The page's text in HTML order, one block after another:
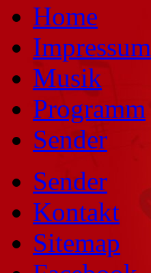
Home
Impressum
Musik
Programm
Sender
Sender
Kontakt
Sitemap